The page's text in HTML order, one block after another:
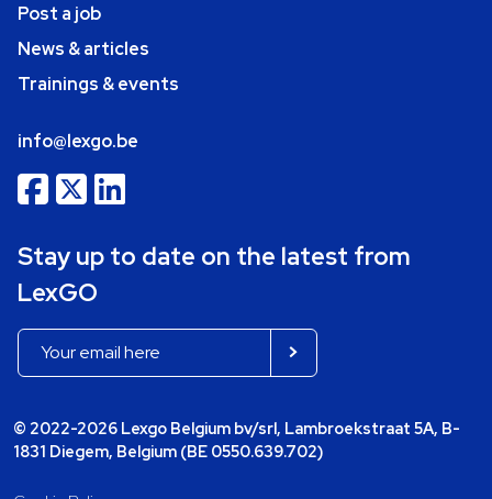
Post a job
News & articles
Trainings & events
info@lexgo.be
Stay up to date on the latest from
LexGO
© 2022-2026 Lexgo Belgium bv/srl, Lambroekstraat 5A, B-
1831 Diegem, Belgium (BE 0550.639.702)